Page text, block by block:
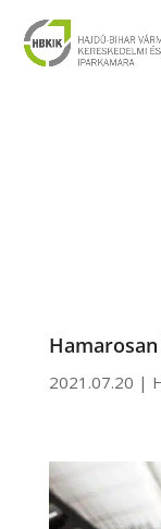
2021.07.20 |